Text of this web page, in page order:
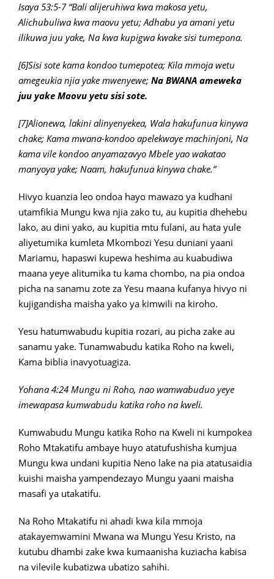
Isaya 53:5-7 “Bali alijeruhiwa kwa makosa yetu,
Alichubuliwa kwa maovu yetu;Adhabu ya amani yetu
ilikuwa juu yake, Na kwa kupigwa kwake sisi tumepona.
[6]Sisi sote kama kondoo tumepotea; Kila mmoja wetu
amegeukia njia yake mwenyewe; Na BWANA ameweka
juu yake Maovu yetu sisi sote.
[7]Alionewa, lakini alinyenyekea, Wala hakufunua kinywa
chake; Kama mwana-kondoo apelekwaye machinjoni, Na
kama vile kondoo anyamazavyo Mbele yao wakatao
manyoya yake; Naam, hakufunua kinywa chake.”
Hivyo kuanzia leo ondoa hayo mawazo ya kudhani
utamfikia Mungu kwa njia zako tu, au kupitia dhehebu
lako, au dini yako, au kupitia mtu fulani, au hata yule
aliyetumika kumleta Mkombozi Yesu duniani yaani
Mariamu, hapaswi kupewa heshima au kuabudiwa
maana yeye alitumika tu kama chombo, na pia ondoa
picha na sanamu zote za Yesu maana kufanya hivyo ni
kujigandisha maisha yako ya kimwili na kiroho.
Yesu hatumwabudu kupitia rozari, au picha zake au
sanamu yake. Tunamwabudu katika Roho na kweli,
Kama biblia inavyotuagiza.
Yohana 4:24 Mungu ni Roho, nao wamwabuduo yeye
imewapasa kumwabudu katika roho na kweli.
Kumwabudu Mungu katika Roho na Kweli ni kumpokea
Roho Mtakatifu ambaye huyo atatufushisha kumjua
Mungu kwa undani kupitia Neno lake na pia atatusaidia
kuishi maisha yampendezayo Mungu yaani maisha
masafi ya utakatifu.
Na Roho Mtakatifu ni ahadi kwa kila mmoja
atakayemwamini Mwana wa Mungu Yesu Kristo, na
kutubu dhambi zake kwa kumaanisha kuziacha kabisa
na vilevile kubatizwa ubatizo sahihi.